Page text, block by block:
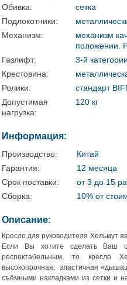
Обивка:
сетка
Подлокотники:
Механизм:
механизм
положении.
Газлифт:
3-й
Крестовина:
Ролики:
стандарт
Допустимая
нагрузка:
120 кг
Информация:
Производство:
Китай
Гарантия:
12 месяца
Срок поставки:
от 3 до 15
Сборка:
10% от
Описание:
Кресло для руководителя Хельмут
Если Вы хотите сделать Ваш
респектабельным, то кресло
высокопрочная, эластичная
съёмными накладками из сетки и